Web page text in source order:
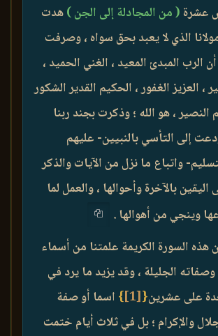
عشرة ( من المجادلة إلى الجن )هدت
الذي لا يعبد بحق سواه ، وصرفت
الرب المبدئ المعيد ، الغني الحميد ،
، العزيز الغفور ، الحكيم القدير الشكور
النصير ، هو الله ؛ وذكرت بجند ربنا
إلى التأسي بالنبيين- عليهم
واتباع ما نزل من الآيات والذكر
اليقين بالآخرة وأحوالها ، والعمل لما
وينجي من أهوالها .
السورة الكريمة علمتنا من أسماء
الجليلة ، وقد يزيد ما يرد في
على عشرين{
[1]
} اسما أو صفة
والإكرام ؛ بل في ثلاث أيام ختمت